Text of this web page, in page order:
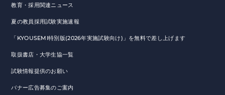
教育・採用関連ニュース
夏の教員採用試験実施速報
「KYOUSEMI特別版(2026年実施試験向け)」を無料で差し上げます
取扱書店・大学生協一覧
試験情報提供のお願い
バナー広告募集のご案内